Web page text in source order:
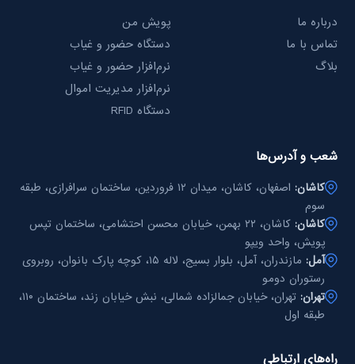
درباره ما
تماس با ما
بلاگ
پویش من
دستگاه حضور و غیاب
نرم‌افزار حضور و غیاب
نرم‌افزار مدیریت اموال
دستگاه RFID
شعب و آدرس‌ها
کاشان:
اصفهان، کاشان، میدان ۱۲ فروردین، ساختمان سرافرازی، طبقه
سوم
کاشان:
کاشان، ۲۲ بهمن، خیابان محسن احتشامی، ساختمان تپس
پویش، واحد ویپو
آمل:
مازندران، آمل، بلوار بسیج، لاله ۱۵، کوچه پارک بانوان، روبروی
رستوران دومو
تهران:
تهران، خیابان جمالزاده شمالی، نبش خیابان زند، ساختمان ۱۱۰،
طبقه اول
راه‌های ارتباطی